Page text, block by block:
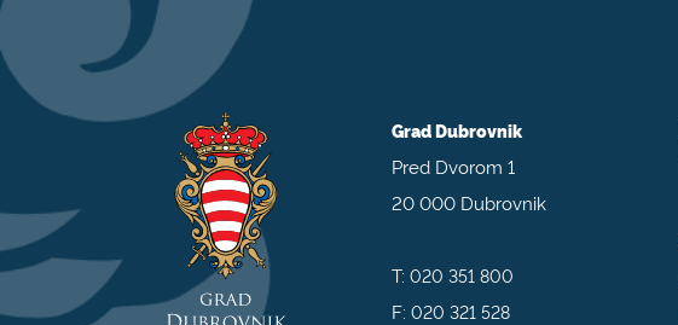
Grad Dubrovnik
Pred Dvorom 1
20 000 Dubrovnik
T:020 351 800
F:020 321 528